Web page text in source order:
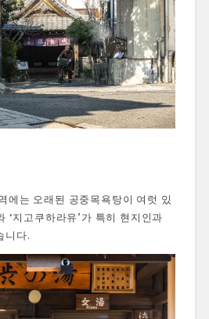
에는 오래된 공중목욕탕이 여럿 있
‘지고쿠하라유’가 특히 현지인과
니다.